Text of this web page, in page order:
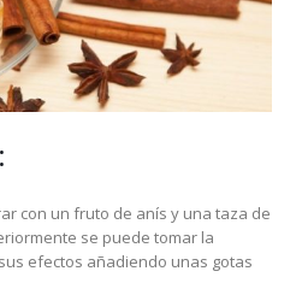
con un fruto de anís y una taza de
se puede tomar la
efectos añadiendo unas gotas